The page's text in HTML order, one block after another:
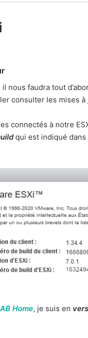
nous faudra tout
consulter les mises
connectés à notre
qui est indiqué dans
Home, je suis en